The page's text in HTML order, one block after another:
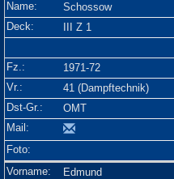
Schossow
III Z 1
1971-72
41 (Dampftechnik)
OMT
Edmund